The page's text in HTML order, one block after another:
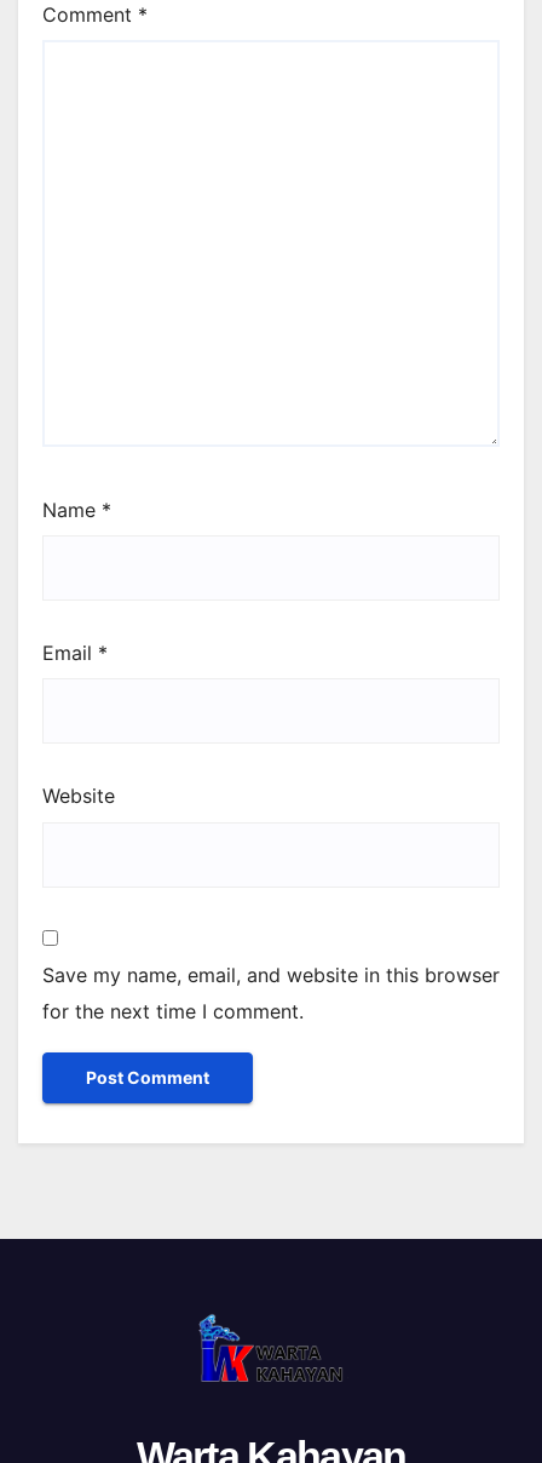
Comment *
Name *
Email *
Website
Save my name, email, and website in this browser
for the next time I comment.